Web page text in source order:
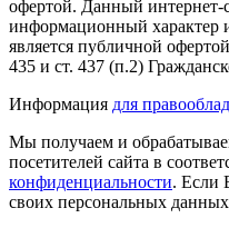
офертой. Данный интернет-
информационный характер
является публичной
435 и ст. 437 (п.2)
Информация для
Мы получаем и
посетителей сайта в
конфиденциальности. Если
своих персональных